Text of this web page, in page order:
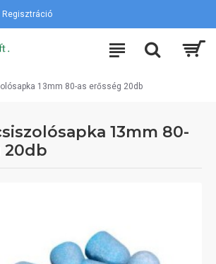
Regisztráció
13mm 80-as erősség 20db
13mm 80-
20db